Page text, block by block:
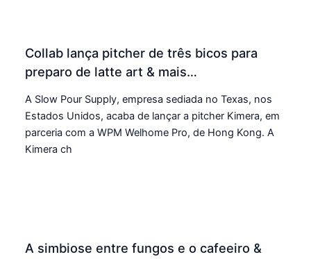
Collab lança pitcher de três bicos para
preparo de latte art & mais…
A Slow Pour Supply, empresa sediada no Texas, nos
Estados Unidos, acaba de lançar a pitcher Kimera, em
parceria com a WPM Welhome Pro, de Hong Kong. A
Kimera ch
A simbiose entre fungos e o cafeeiro &